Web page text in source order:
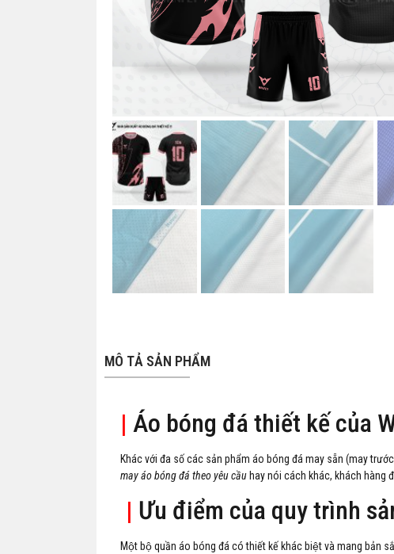
MÔ TẢ SẢN PHẨM
| Áo bóng đá thiết kế của
Khác với đa số các sản phẩm áo bóng đá may sẵn (may
may áo bóng đá theo yêu cầu hay nói cách khác, khách hàng
| Ưu điểm của quy trình
Một bộ quần áo bóng đá có thiết kế khác biệt và mang bản